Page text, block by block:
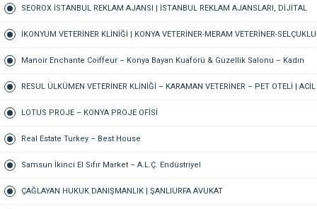
PAZARLAMA AJANSI, SOSYAL MEDYA AJANSI, 360 REKLAM
SEOROX İSTANBUL REKLAM AJANSI | İSTANBUL REKLAM AJANSLARI, DİJİTAL
PAZARLAMA AJANSI, SEO AJANSI & SOSYAL MEDYA AJANSI
İKONYUM VETERİNER KLİNİĞİ | KONYA VETERİNER-MERAM VETERİNER-SELÇUKLU
VETERİNER-KARATAY | ACİL-7/24 NÖBETÇİ VETERİNER KLİNİĞİ
Manoir Enchante Coiffeur – Konya Bayan Kuaförü & Güzellik Salonu – Kadın
Kuaförü – Meram Kuaför – Bayan Kuaförü – Konya Kuaför
RESUL ÜLKÜMEN VETERİNER KLİNİĞİ – KARAMAN VETERİNER – PET OTELİ | ACİL
VETERİNER – 7/24 AÇIK NÖBETÇİ VETERİNER KLİNİĞİ
LOTUS PROJE – KONYA PROJE OFİSİ
Real Estate Turkey – Best House
Samsun İkinci El Sıfır Market – A.L.Ç. Endüstriyel
ÇAĞLAYAN HUKUK DANIŞMANLIK | ŞANLIURFA AVUKAT